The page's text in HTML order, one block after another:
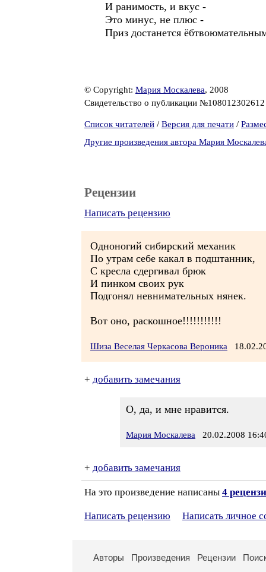
И ранимость, и вкус -
Это минус, не плюс -
Приз достанется
© Copyright: Мария Москалева, 2008
Свидетельство о публикации №108012302612
Список читателей / Версия для печати /
Другие произведения автора Мария
Рецензии
Написать рецензию
Одноногий сибирский механик
По утрам себе какал в подштанник,
С кресла сдергивал брюк
И пинком своих рук
Подгонял невнимательных нянек.
Вот оно, раскошное!!!!!!!!!!!
Шиза Веселая Черкасова Вероника
+ добавить замечания
О, да, и мне нравится.
Мария Москалева 20.02.2008
+ добавить замечания
На это произведение написаны 4
Написать рецензию Написать личное
Авторы Произведения Рецензии